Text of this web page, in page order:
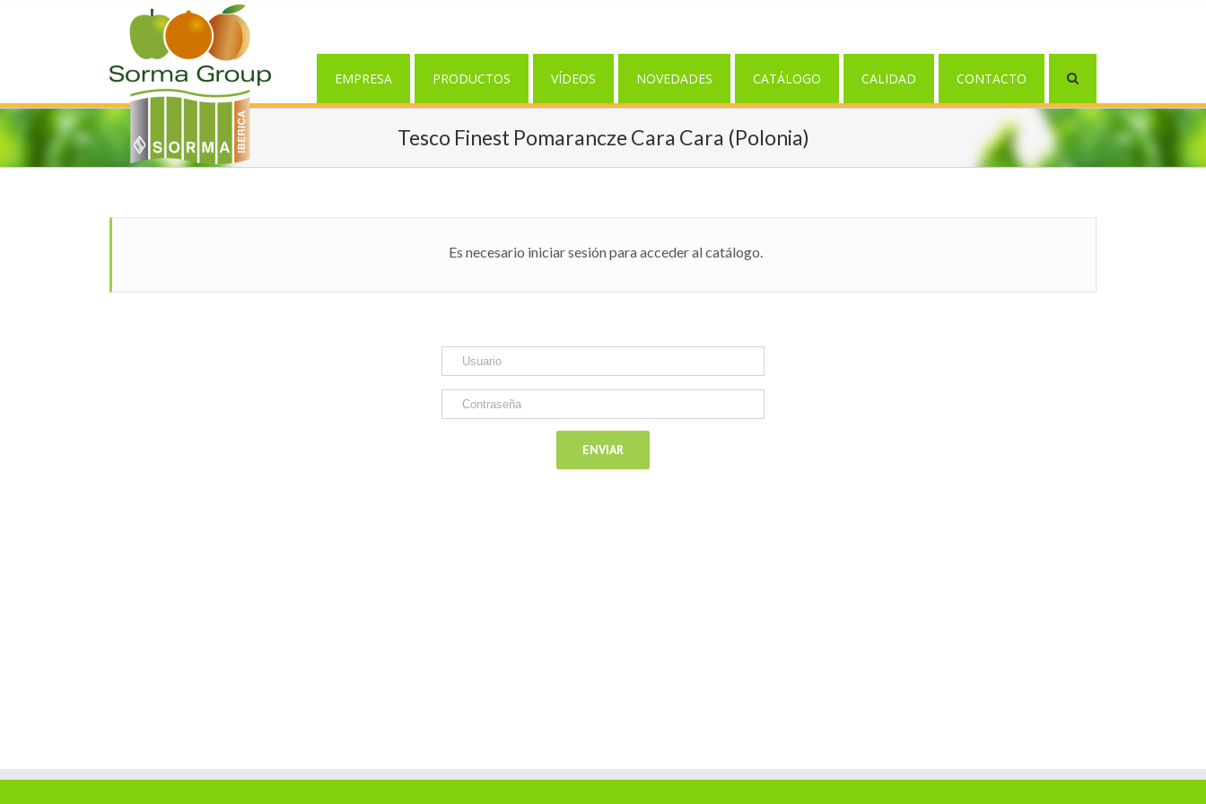
EMPRESA PRODUCTOS VÍDEOS NOVEDADES CATÁLOGO CALIDAD CONTACTO
Tesco Finest Pomarancze Cara Cara (Polonia)
Es necesario iniciar sesión para acceder al catálogo.